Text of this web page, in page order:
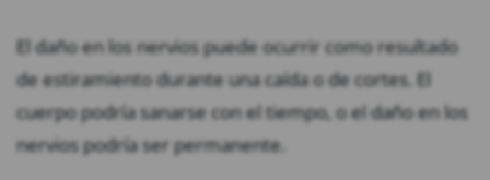
El daño en los nervios puede ocurrir como resultado
de estiramiento durante una caída o de cortes. El
cuerpo podría sanarse con el tiempo, o el daño en los
nervios podría ser permanente.